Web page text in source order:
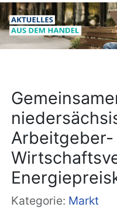
Arbeitgeber-
Kategorie: Markt